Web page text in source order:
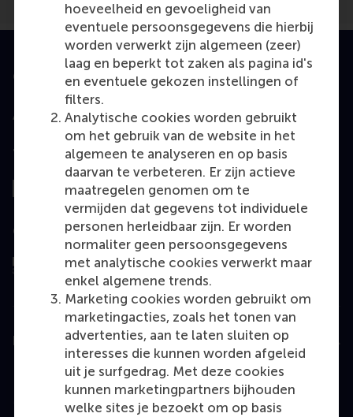
hoeveelheid en gevoeligheid van
eventuele persoonsgegevens die hierbij
worden verwerkt zijn algemeen (zeer)
laag en beperkt tot zaken als pagina id's
en eventuele gekozen instellingen of
filters.
Analytische cookies worden gebruikt
om het gebruik van de website in het
algemeen te analyseren en op basis
daarvan te verbeteren. Er zijn actieve
maatregelen genomen om te
vermijden dat gegevens tot individuele
personen herleidbaar zijn. Er worden
normaliter geen persoonsgegevens
met analytische cookies verwerkt maar
enkel algemene trends.
Marketing cookies worden gebruikt om
marketingacties, zoals het tonen van
advertenties, aan te laten sluiten op
interesses die kunnen worden afgeleid
uit je surfgedrag. Met deze cookies
kunnen marketingpartners bijhouden
welke sites je bezoekt om op basis
Geaccrediteerd door
Top gerangschikt
Geëvalueerd door
Education
Bachelor